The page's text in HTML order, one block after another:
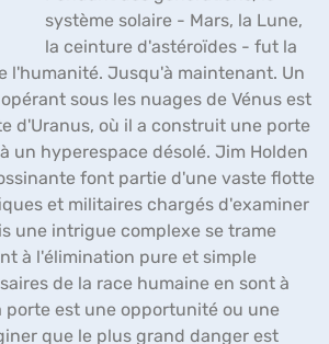
système solaire - Mars, la Lune,
la ceinture d'astéroïdes - fut la
l'humanité. Jusqu'à maintenant. Un
sous les nuages de Vénus est
d'Uranus, où il a construit une porte
un hyperespace désolé. Jim Holden
font partie d'une vaste flotte
et militaires chargés d'examiner
une intrigue complexe se trame
à l'élimination pure et simple
de la race humaine en sont à
porte est une opportunité ou une
que le plus grand danger est